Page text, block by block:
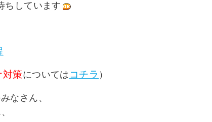
ちしています
対策については コチラ ）
なさん、